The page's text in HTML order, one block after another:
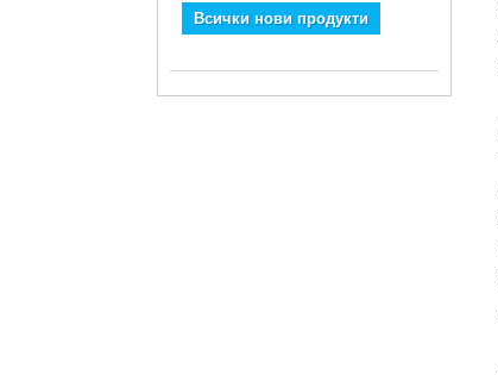
Всички нови продукти